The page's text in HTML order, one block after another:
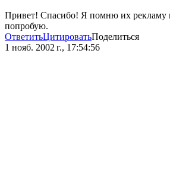
Привет! Спасибо! Я помню их рекламу
попробую.
ОтветитьЦитироватьПоделиться
1 нояб. 2002 г., 17:54:56